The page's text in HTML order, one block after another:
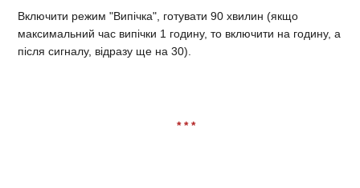
Включити режим "Випічка", готувати 90 хвилин (якщо
максимальний час випічки 1 годину, то включити на годину, а
після сигналу, відразу ще на 30).
* * *